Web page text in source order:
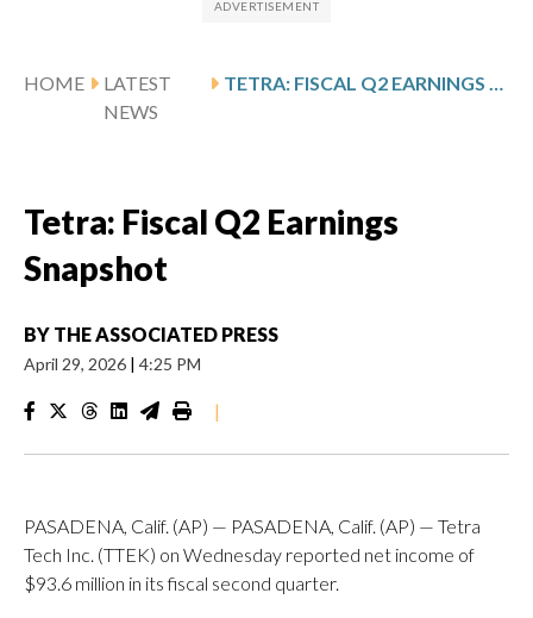
HOME
LATEST
NEWS
TETRA: FISCAL Q2 EARNINGS SNAPSHOT
Tetra: Fiscal Q2 Earnings
Snapshot
BY THE ASSOCIATED PRESS
April 29, 2026 | 4:25 PM
|
PASADENA, Calif. (AP) — PASADENA, Calif. (AP) — Tetra
Tech Inc. (TTEK) on Wednesday reported net income of
$93.6 million in its fiscal second quarter.